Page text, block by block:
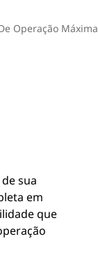
Operação Máxima
sua
em
que